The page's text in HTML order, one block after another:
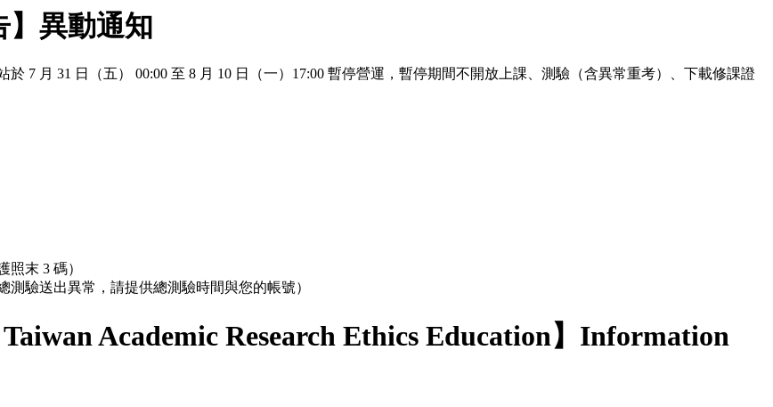
】異動通知
7 月 31 日（五） 00:00 至 8 月 10 日（一）17:00 暫停營運，暫停期間不開放上課、測驗（含異常重考）、下載修課證
末 3 碼）
驗送出異常，請提供總測驗時間與您的帳號）
Academic Research Ethics Education】Information